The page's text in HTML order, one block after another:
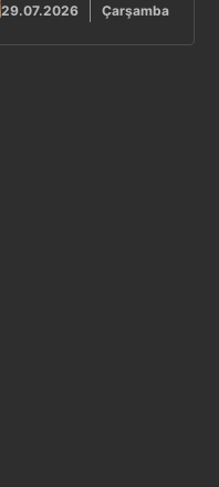
orman yangını
29.07.2026 Çarşamba